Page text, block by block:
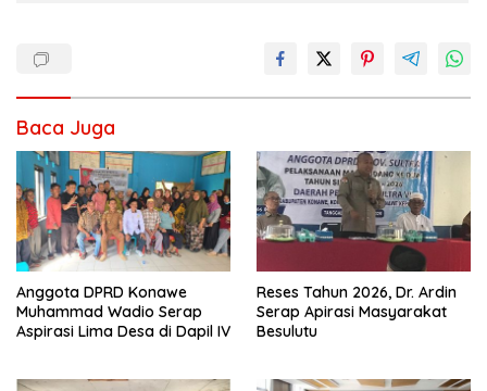
Baca Juga
Anggota DPRD Konawe
Muhammad Wadio Serap
Aspirasi Lima Desa di Dapil IV
Reses Tahun 2026, Dr. Ardin
Serap Apirasi Masyarakat
Besulutu